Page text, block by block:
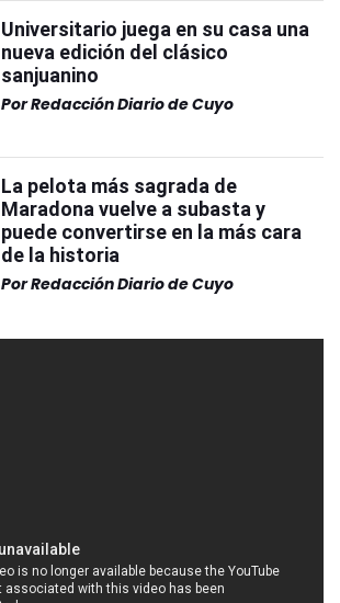
Universitario juega en su casa una
nueva edición del clásico
sanjuanino
PorRedacción Diario de Cuyo
La pelota más sagrada de
Maradona vuelve a subasta y
puede convertirse en la más cara
de la historia
PorRedacción Diario de Cuyo